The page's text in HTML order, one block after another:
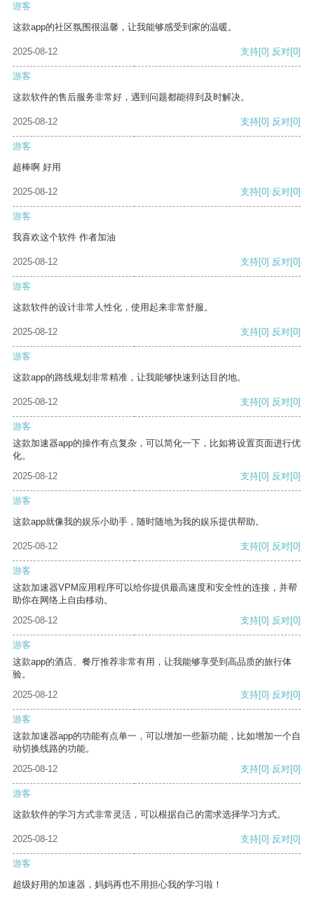
游客
这款app的社区氛围很温馨，让我能够感受到家的温暖。
2025-08-12 支持[0] 反对[0]
游客
这款软件的售后服务非常好，遇到问题都能得到及时解决。
2025-08-12 支持[0] 反对[0]
游客
超棒啊 好用
2025-08-12 支持[0] 反对[0]
游客
我喜欢这个软件 作者加油
2025-08-12 支持[0] 反对[0]
游客
这款软件的设计非常人性化，使用起来非常舒服。
2025-08-12 支持[0] 反对[0]
游客
这款app的路线规划非常精准，让我能够快速到达目的地。
2025-08-12 支持[0] 反对[0]
游客
这款加速器app的操作有点复杂，可以简化一下，比如将设置页面进行优
化。
2025-08-12
支持[0] 反对[0]
游客
这款app就像我的娱乐小助手，随时随地为我的娱乐提供帮助。
2025-08-12 支持[0] 反对[0]
游客
这款加速器VPM应用程序可以给你提供最高速度和安全性的连接，并帮
助你在网络上自由移动。
2025-08-12
支持[0] 反对[0]
游客
这款app的酒店、餐厅推荐非常有用，让我能够享受到高品质的旅行体
验。
2025-08-12
支持[0] 反对[0]
游客
这款加速器app的功能有点单一，可以增加一些新功能，比如增加一个自
动切换线路的功能。
2025-08-12
支持[0] 反对[0]
游客
这款软件的学习方式非常灵活，可以根据自己的需求选择学习方式。
2025-08-12 支持[0] 反对[0]
游客
超级好用的加速器，妈妈再也不用担心我的学习啦！